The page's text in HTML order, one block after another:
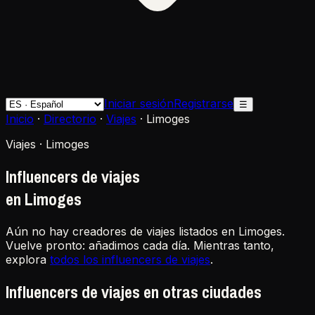
Iniciar sesiónRegistrarse ☰
Inicio · Directorio · Viajes · Limoges
Viajes · Limoges
Influencers de viajes
en Limoges
Aún no hay creadores de viajes listados en Limoges.
Vuelve pronto: añadimos cada día. Mientras tanto,
explora todos los influencers de viajes.
Influencers de viajes en otras ciudades